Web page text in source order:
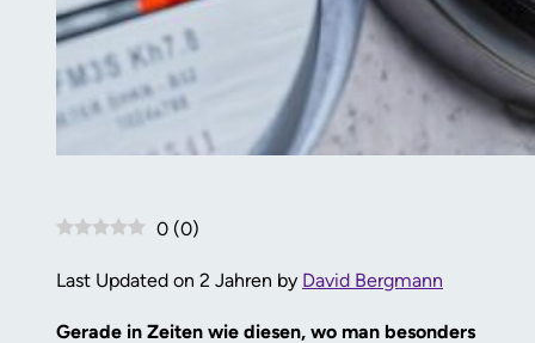
0 (0)
Last Updated on 2 Jahren by David Bergmann
Gerade in Zeiten wie diesen, wo man besonders